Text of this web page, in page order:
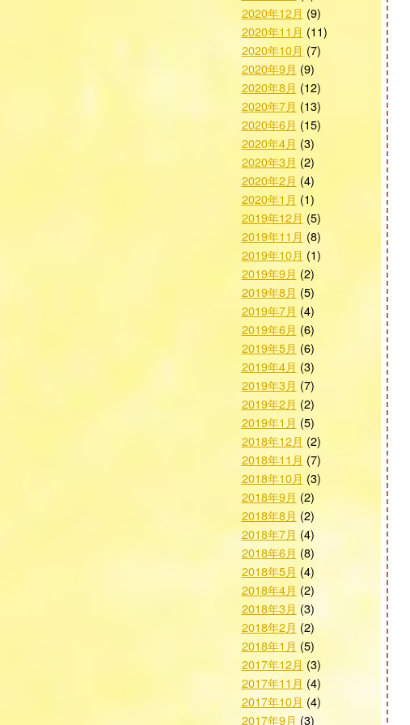
2020年12月 (9)
2020年11月 (11)
2020年10月 (7)
2020年9月 (9)
2020年8月 (12)
2020年7月 (13)
2020年6月 (15)
2020年4月 (3)
2020年3月 (2)
2020年2月 (4)
2020年1月 (1)
2019年12月 (5)
2019年11月 (8)
2019年10月 (1)
2019年9月 (2)
2019年8月 (5)
2019年7月 (4)
2019年6月 (6)
2019年5月 (6)
2019年4月 (3)
2019年3月 (7)
2019年2月 (2)
2019年1月 (5)
2018年12月 (2)
2018年11月 (7)
2018年10月 (3)
2018年9月 (2)
2018年8月 (2)
2018年7月 (4)
2018年6月 (8)
2018年5月 (4)
2018年4月 (2)
2018年3月 (3)
2018年2月 (2)
2018年1月 (5)
2017年12月 (3)
2017年11月 (4)
2017年10月 (4)
2017年9月 (3)